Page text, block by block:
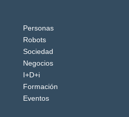
Personas
Robots
Sociedad
Negocios
I+D+i
Formación
Eventos